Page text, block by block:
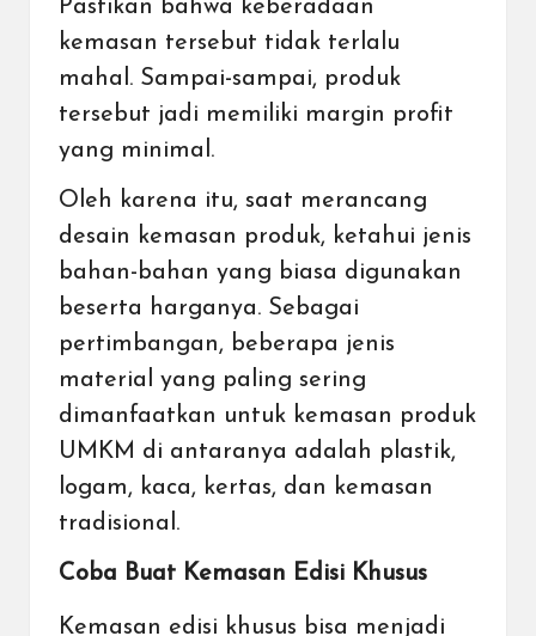
Pastikan bahwa keberadaan
kemasan tersebut tidak terlalu
mahal. Sampai-sampai, produk
tersebut jadi memiliki margin profit
yang minimal.
Oleh karena itu, saat merancang
desain kemasan produk, ketahui jenis
bahan-bahan yang biasa digunakan
beserta harganya. Sebagai
pertimbangan, beberapa jenis
material yang paling sering
dimanfaatkan untuk kemasan produk
UMKM di antaranya adalah plastik,
logam, kaca, kertas, dan kemasan
tradisional.
Coba Buat Kemasan Edisi Khusus
Kemasan edisi khusus bisa menjadi